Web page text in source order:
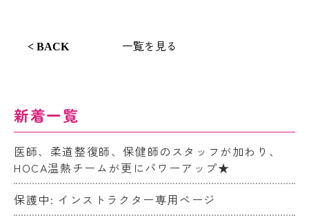
< BACK 一覧を見る
新着一覧
医師、柔道整復師、保健師のスタッフが加わり、
HOCA温熱チームが更にパワーアップ★
保護中: インストラクター専用ページ